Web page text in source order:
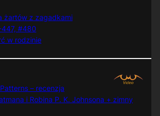
żartów z zagadkami
#480
w rodzinie
– recenzja
i Robina P. K. Johnsona + zimny